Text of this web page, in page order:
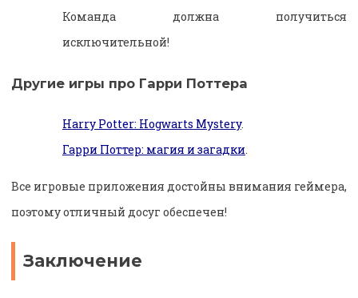
Команда должна получиться
исключительной!
Другие игры про Гарри Поттера
Harry Potter: Hogwarts Mystery.
Гарри Поттер: магия и загадки.
Все игровые приложения достойны внимания геймера,
поэтому отличный досуг обеспечен!
Заключение